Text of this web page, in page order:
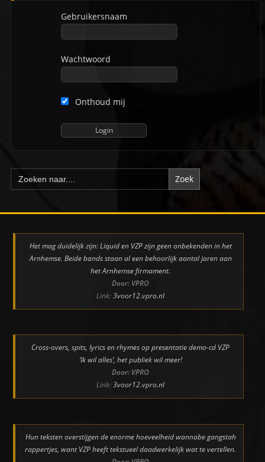
Gebruikersnaam
Wachtwoord
Onthoud mij
Zoek
naar:
Het mag duidelijk zijn: Liquid en VZP zijn geen onbekenden in het
Arnhemse. Beide bands staan al een behoorlijk aantal jaren aan
het Arnhemse firmament.
Door: VPRO
Link:3voor12.vpro.nl
Cross-overs, spits, lyrics en rhymes op presentatie demo-cd VZP
‘Ik wil alles’, het publiek wil meer!
Door: VPRO
Link:3voor12.vpro.nl
Hun teksten overstijgen de enorme hoeveelheid wannabe gangstah
rappertjes, want VZP heeft tekstueel daadwerkelijk wat te vertellen.